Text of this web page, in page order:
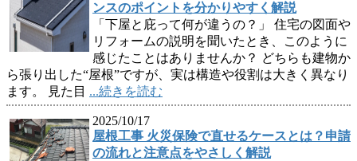
ンスのポイントを分かりやすく解説
「下屋と庇って何が違うの？」 住宅の図面や
リフォームの説明を聞いたとき、このように
感じたことはありませんか？ どちらも建物か
ら張り出した“屋根”ですが、実は構造や役割は大きく異なり
ます。 見た目 ...続きを読む
2025/10/17
屋根工事 火災保険で直せるケースとは？申請
の流れと注意点をやさしく解説